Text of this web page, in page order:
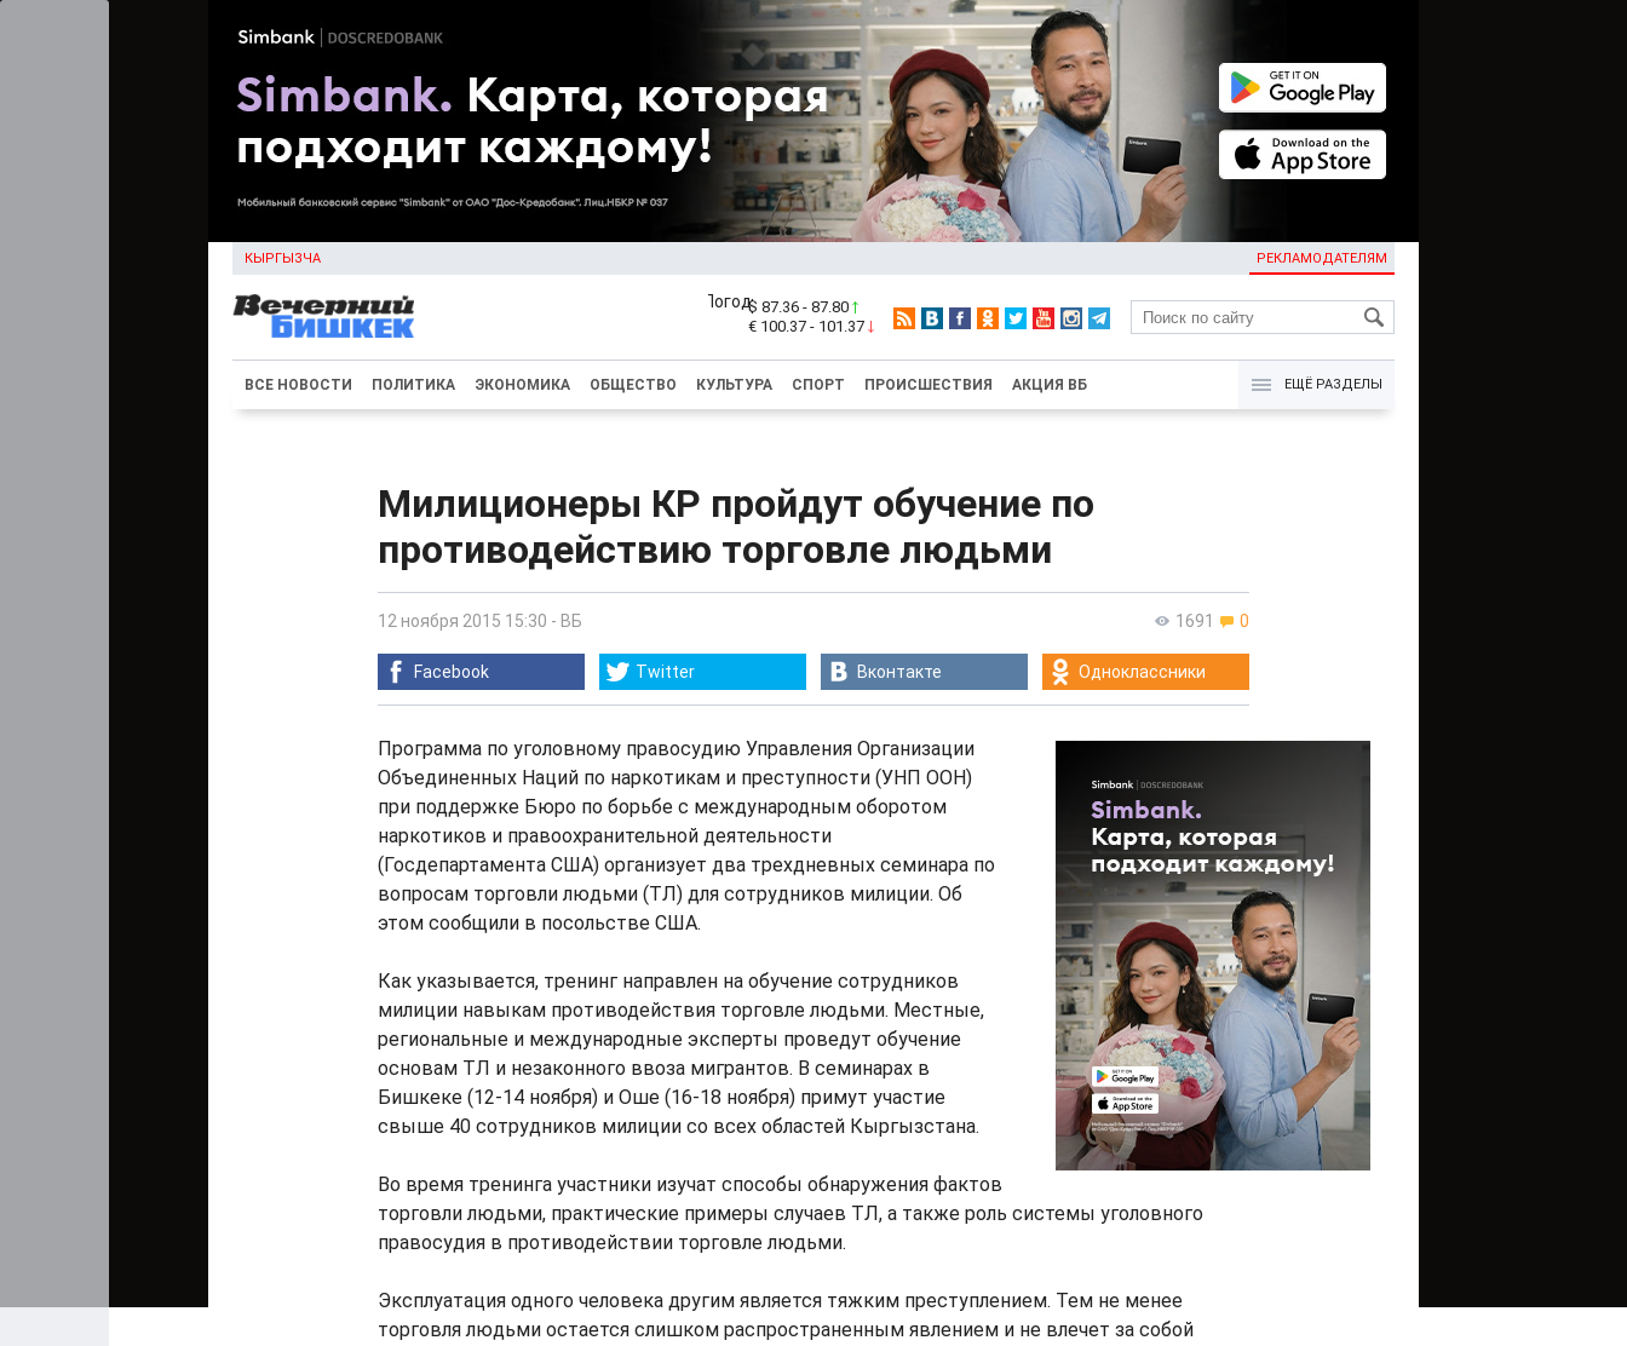
КЫРГЫЗЧА РЕКЛАМОДАТЕЛЯМ
KG
$ 87.36 - 87.80
€ 100.37 - 101.37
ВСЕ НОВОСТИ ПОЛИТИКА ЭКОНОМИКА ОБЩЕСТВО КУЛЬТУРА СПОРТ ПРОИСШЕСТВИЯ АКЦИЯ ВБ ЕЩЁ РАЗДЕЛЫ
Милиционеры КР пройдут обучение по
противодействию торговле людьми
1691 0
12 ноября 2015 15:30 - ВБ
Facebook Twitter Вконтакте Одноклассники
Программа по уголовному правосудию Управления Организации
Объединенных Наций по наркотикам и преступности (УНП ООН)
при поддержке Бюро по борьбе с международным оборотом
наркотиков и правоохранительной деятельности
(Госдепартамента США) организует два трехдневных семинара по
вопросам торговли людьми (ТЛ) для сотрудников милиции. Об
этом сообщили в посольстве США.
Как указывается, тренинг направлен на обучение сотрудников
милиции навыкам противодействия торговле людьми. Местные,
региональные и международные эксперты проведут обучение
основам ТЛ и незаконного ввоза мигрантов. В семинарах в
Бишкеке (12-14 ноября) и Оше (16-18 ноября) примут участие
свыше 40 сотрудников милиции со всех областей Кыргызстана.
Во время тренинга участники изучат способы обнаружения фактов
торговли людьми, практические примеры случаев ТЛ, а также роль системы уголовного
правосудия в противодействии торговле людьми.
Эксплуатация одного человека другим является тяжким преступлением. Тем не менее
торговля людьми остается слишком распространенным явлением и не влечет за собой